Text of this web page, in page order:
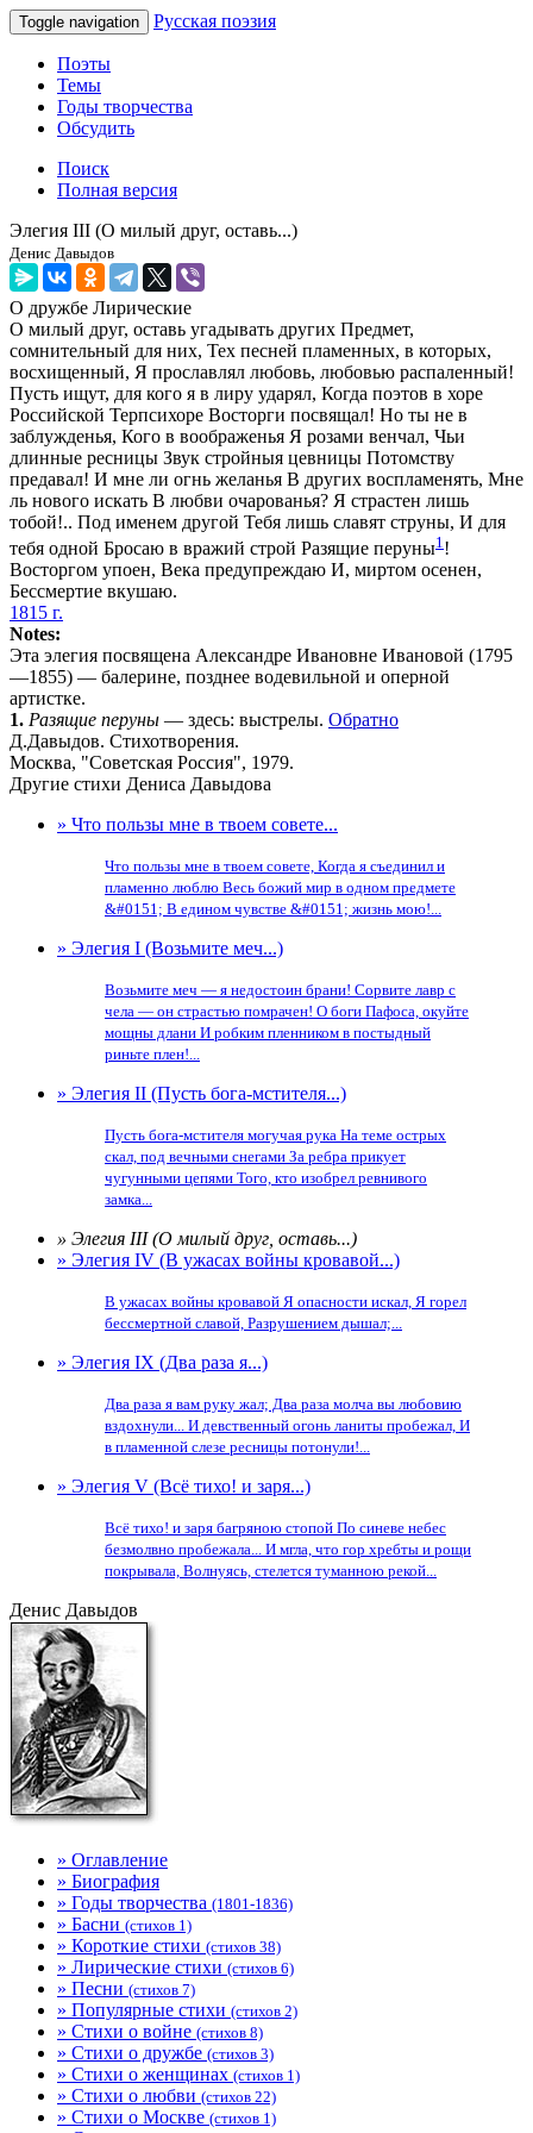
Toggle navigation Русская поэзия
Поэты
Темы
Годы творчества
Обсудить
Поиск
Полная версия
Элегия III (О милый друг, оставь...)
Денис Давыдов
О дружбе Лирические
О милый друг, оставь угадывать других Предмет,
сомнительный для них, Тех песней пламенных, в которых,
восхищенный, Я прославлял любовь, любовью распаленный!
Пусть ищут, для кого я в лиру ударял, Когда поэтов в хоре
Российской Терпсихоре Восторги посвящал! Но ты не в
заблужденья, Кого в воображенья Я розами венчал, Чьи
длинные ресницы Звук стройныя цевницы Потомству
предавал! И мне ли огнь желанья В других воспламенять, Мне
ль нового искать В любви очарованья? Я страстен лишь
тобой!.. Под именем другой Тебя лишь славят струны, И для
тебя одной Бросаю в вражий строй Разящие перуны1!
Восторгом упоен, Века предупреждаю И, миртом осенен,
Бессмертие вкушаю.
1815 г.
Notes:
Эта элегия посвящена Александре Ивановне Ивановой (1795
—1855) — балерине, позднее водевильной и оперной
артистке.
1. Разящие перуны — здесь: выстрелы. Обратно
Д.Давыдов. Стихотворения.
Москва, "Советская Россия", 1979.
Другие стихи Дениса Давыдова
» Что пользы мне в твоем совете...
Что пользы мне в твоем совете, Когда я съединил и
пламенно люблю Весь божий мир в одном предмете
&#0151; В едином чувстве &#0151; жизнь мою!...
» Элегия I (Возьмите меч...)
Возьмите меч — я недостоин брани! Сорвите лавр с
чела — он страстью помрачен! О боги Пафоса, окуйте
мощны длани И робким пленником в постыдный
риньте плен!...
» Элегия II (Пусть бога-мстителя...)
Пусть бога-мстителя могучая рука На теме острых
скал, под вечными снегами За ребра прикует
чугунными цепями Того, кто изобрел ревнивого
замка...
» Элегия III (О милый друг, оставь...)
» Элегия IV (В ужасах войны кровавой...)
В ужасах войны кровавой Я опасности искал, Я горел
бессмертной славой, Разрушением дышал;...
» Элегия IX (Два раза я...)
Два раза я вам руку жал; Два раза молча вы любовию
вздохнули... И девственный огонь ланиты пробежал, И
в пламенной слезе ресницы потонули!...
» Элегия V (Всё тихо! и заря...)
Всё тихо! и заря багряною стопой По синеве небес
безмолвно пробежала... И мгла, что гор хребты и рощи
покрывала, Волнуясь, стелется туманною рекой...
Денис Давыдов
» Оглавление
» Биография
» Годы творчества (1801-1836)
» Басни (стихов 1)
» Короткие стихи (стихов 38)
» Лирические стихи (стихов 6)
» Песни (стихов 7)
» Популярные стихи (стихов 2)
» Стихи о войне (стихов 8)
» Стихи о дружбе (стихов 3)
» Стихи о женщинах (стихов 1)
» Стихи о любви (стихов 22)
» Стихи о Москве (стихов 1)